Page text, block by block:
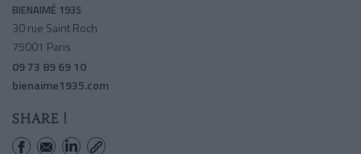
BIENAIMÉ 1935
30 rue Saint Roch
75001 Paris
09 73 89 69 10
bienaime1935.com
SHARE !